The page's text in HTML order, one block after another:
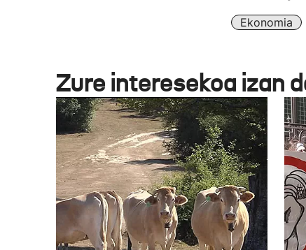
Ekonomia
Zure interesekoa izan